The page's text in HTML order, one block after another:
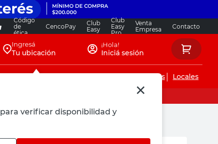
Código
de
ética
CencoPay
Club
Easy
Club
Easy
Pro
Venta
Empresa
Contacto
Ingresá
Tu ubicación
verificar disponibilidad y
¡Hola!
Iniciá sesión
Servicios de instalaciones Locales